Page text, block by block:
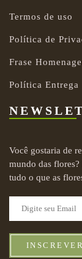
Termos de uso
Política de
Frase
Política Entrega
Você gostaria de
mundo das flores?
tudo o que as
INSCREVER